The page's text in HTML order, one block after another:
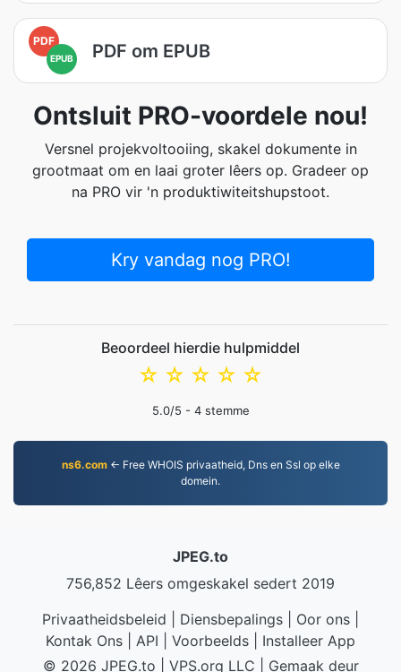
PDF
EPUB PDF om EPUB
Ontsluit PRO-voordele nou!
Versnel projekvoltooiing, skakel dokumente in
grootmaat om en laai groter lêers op. Gradeer op
na PRO vir 'n produktiwiteitshupstoot.
Kry vandag nog PRO!
Beoordeel hierdie hulpmiddel
☆
☆
☆
☆
☆
5.0/5 - 4stemme
ns6.com← Free WHOIS privaatheid, Dns en Ssl op elke
domein.
JPEG.to
756,852 Lêers omgeskakel sedert 2019
Privaatheidsbeleid
Diensbepalings Oor ons
Kontak Ons
API Voorbeelds
Installeer App
© 2026 JPEG.to
VPS.org LLC | Gemaak deur